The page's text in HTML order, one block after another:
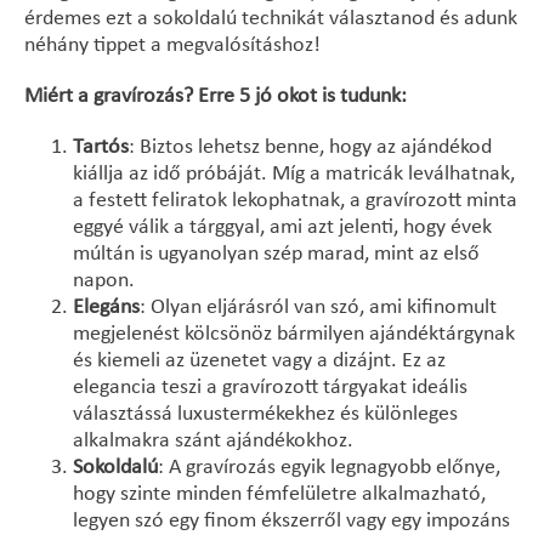
érdemes ezt a sokoldalú technikát választanod és adunk
néhány tippet a megvalósításhoz!
Miért a gravírozás? Erre 5 jó okot is tudunk:
Tartós: Biztos lehetsz benne, hogy az ajándékod
kiállja az idő próbáját. Míg a matricák leválhatnak,
a festett feliratok lekophatnak, a gravírozott minta
eggyé válik a tárggyal, ami azt jelenti, hogy évek
múltán is ugyanolyan szép marad, mint az első
napon.
Elegáns: Olyan eljárásról van szó, ami kifinomult
megjelenést kölcsönöz bármilyen ajándéktárgynak
és kiemeli az üzenetet vagy a dizájnt. Ez az
elegancia teszi a gravírozott tárgyakat ideális
választássá luxustermékekhez és különleges
alkalmakra szánt ajándékokhoz.
Sokoldalú: A gravírozás egyik legnagyobb előnye,
hogy szinte minden fémfelületre alkalmazható,
legyen szó egy finom ékszerről vagy egy impozáns